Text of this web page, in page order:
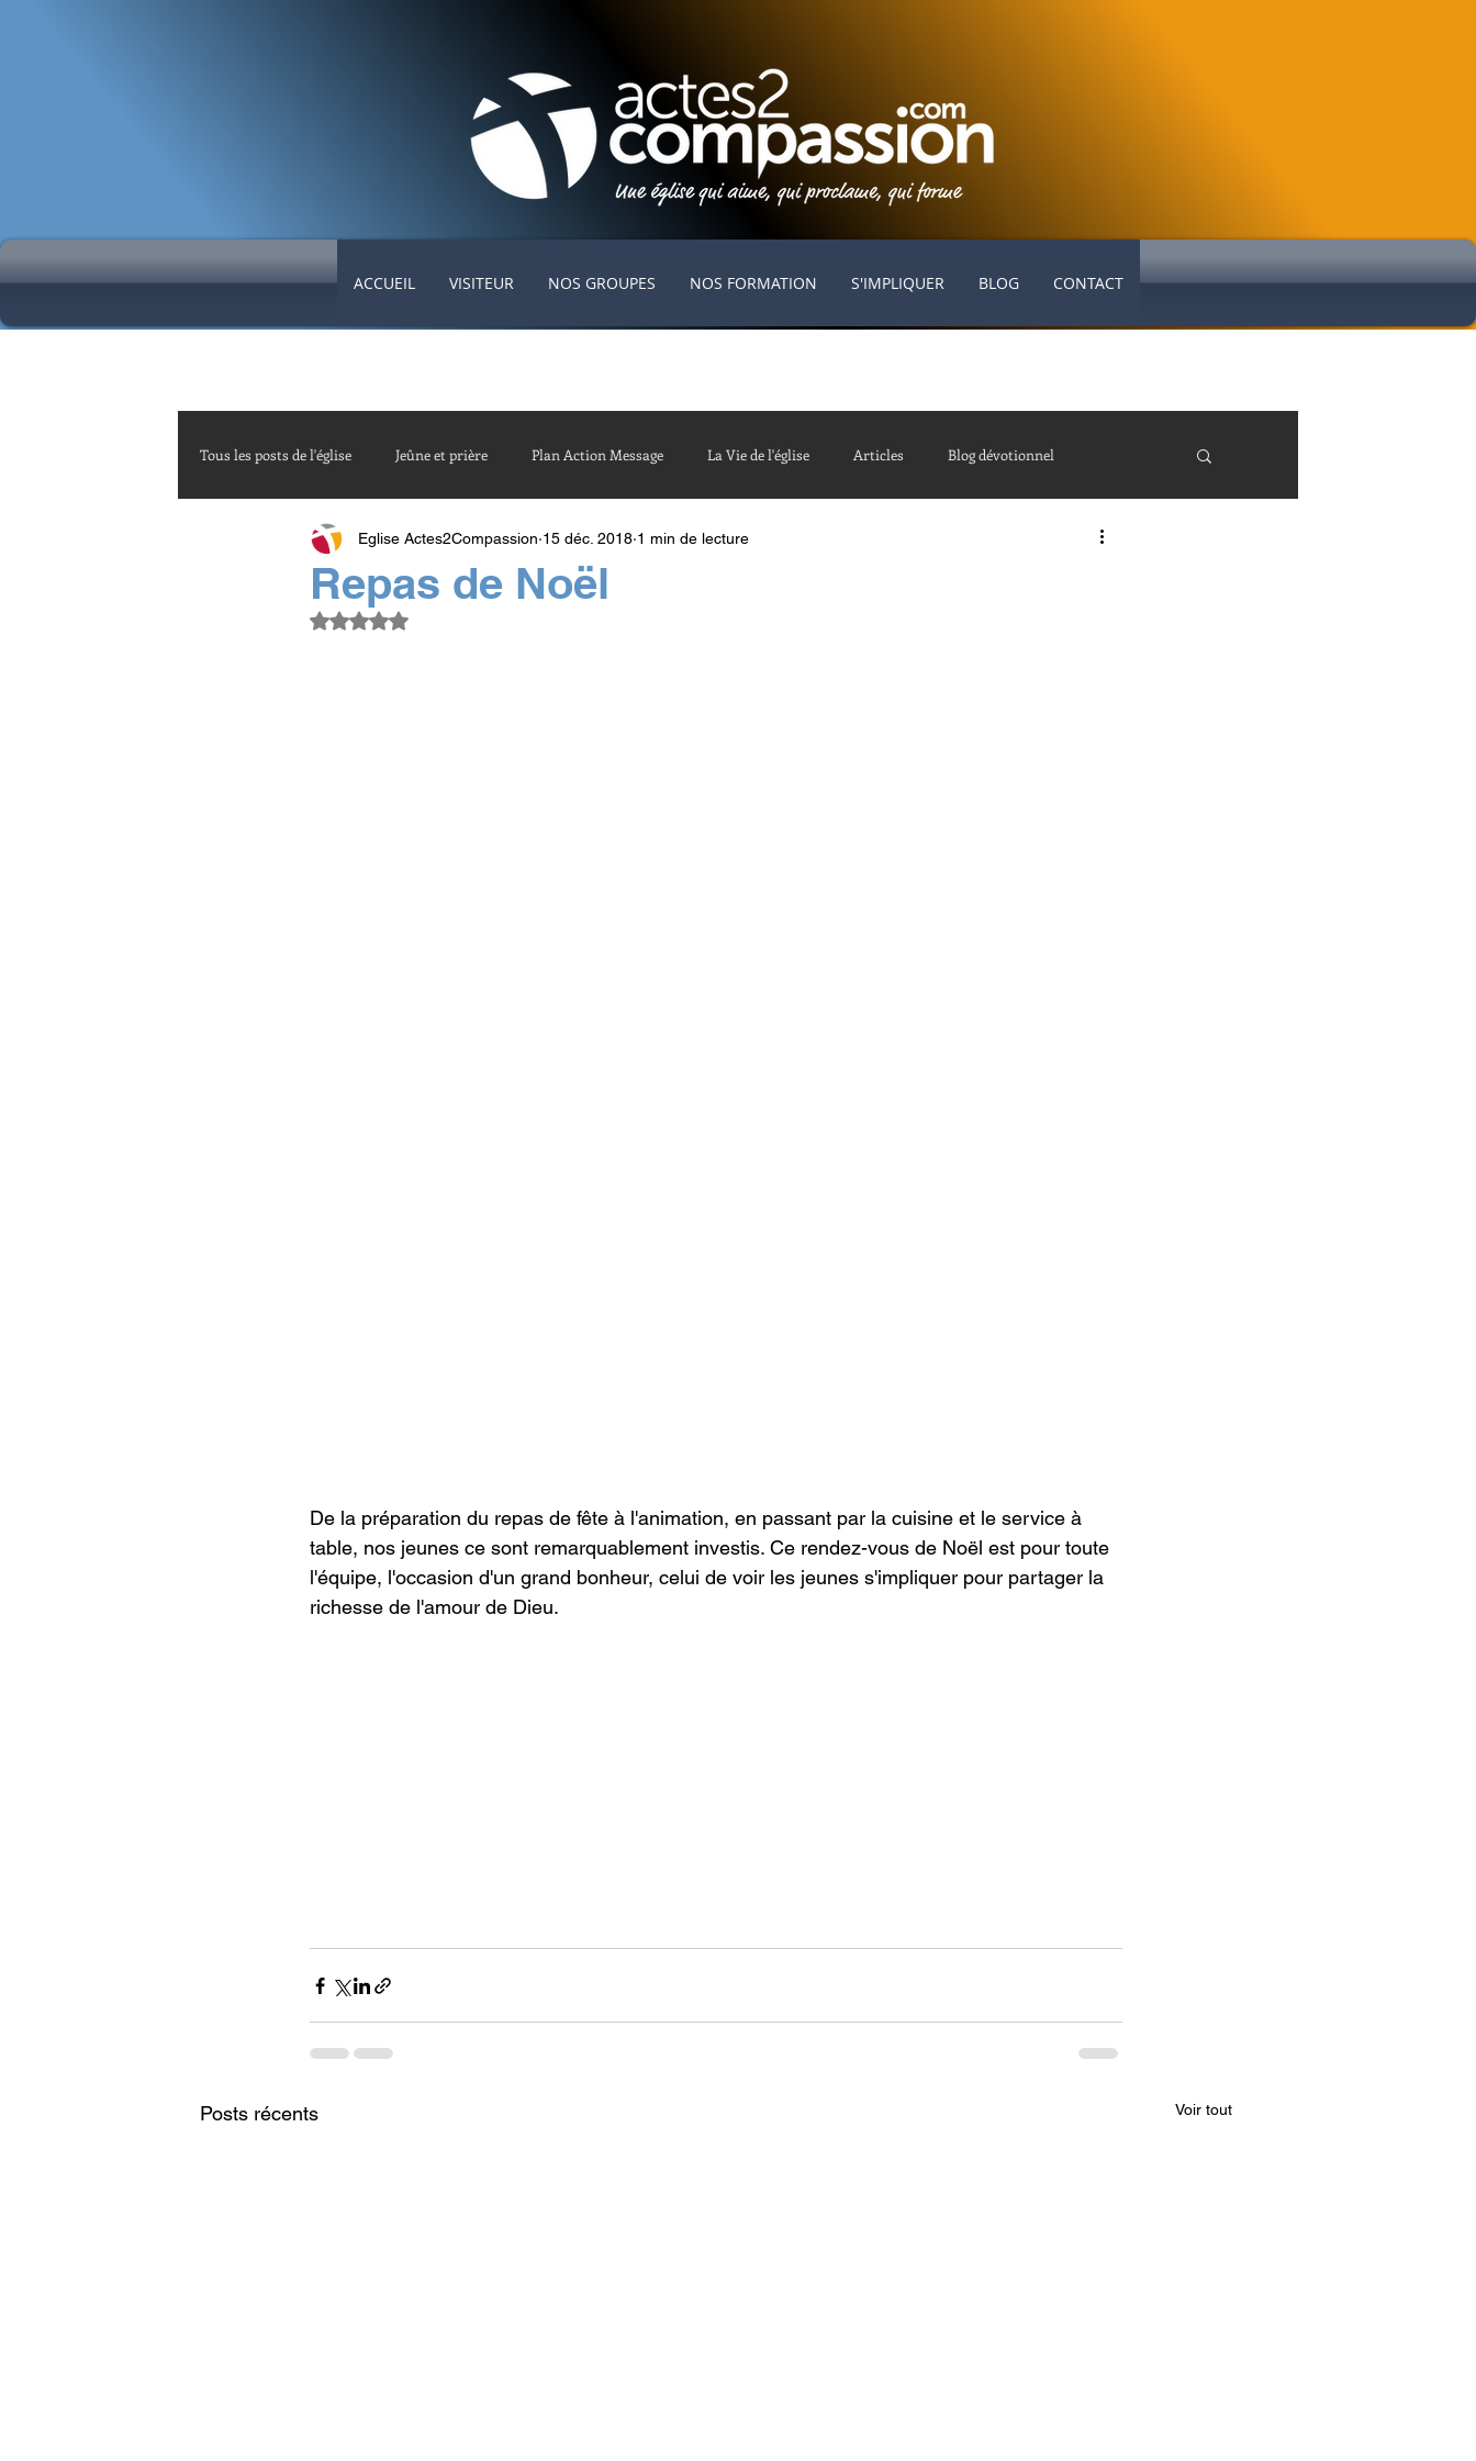
ACCUEIL VISITEUR NOS GROUPES NOS FORMATION S'IMPLIQUER BLOG CONTACT
Tous les posts de l'église Jeûne et prière Plan Action Message La Vie de l'église Articles Blog dévotionnel
Repas de Noël
Eglise Actes2Compassion 15 déc. 2018 1 min de lecture
Noté NaN étoiles sur 5.
De la préparation du repas de fête à l'animation, en passant par la cuisine et le service à
table, nos jeunes ce sont remarquablement investis. Ce rendez-vous de Noël est pour toute
l'équipe, l'occasion d'un grand bonheur, celui de voir les jeunes s'impliquer pour partager la
richesse de l'amour de Dieu.
Posts récents Voir tout